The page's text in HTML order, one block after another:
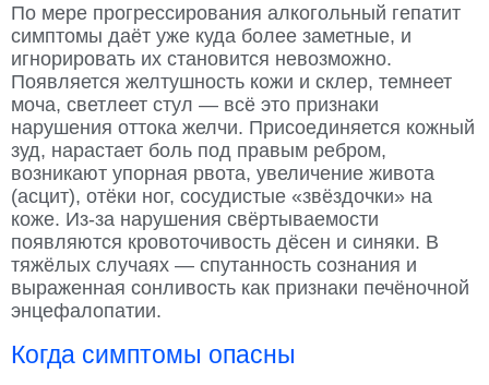
По мере прогрессирования алкогольный гепатит
симптомы даёт уже куда более заметные, и
игнорировать их становится невозможно.
Появляется желтушность кожи и склер, темнеет
моча, светлеет стул — всё это признаки
нарушения оттока желчи. Присоединяется кожный
зуд, нарастает боль под правым ребром,
возникают упорная рвота, увеличение живота
(асцит), отёки ног, сосудистые «звёздочки» на
коже. Из-за нарушения свёртываемости
появляются кровоточивость дёсен и синяки. В
тяжёлых случаях — спутанность сознания и
выраженная сонливость как признаки печёночной
энцефалопатии.
Когда симптомы опасны